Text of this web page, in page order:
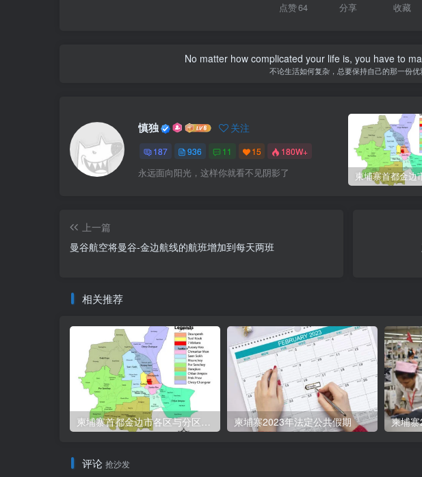
点赞64 分享 收藏
No matter how complicated your life is, you have to
不论生活如何复杂，总要保持自己的那一份优
慎独 关注
187 936 11 15 180W+
永远面向阳光，这样你就看不见阴影了
上一篇
曼谷航空将曼谷-金边航线的航班增加到每天两班
相关推荐
柬埔寨2023年法定公共假期 柬埔
评论 抢沙发